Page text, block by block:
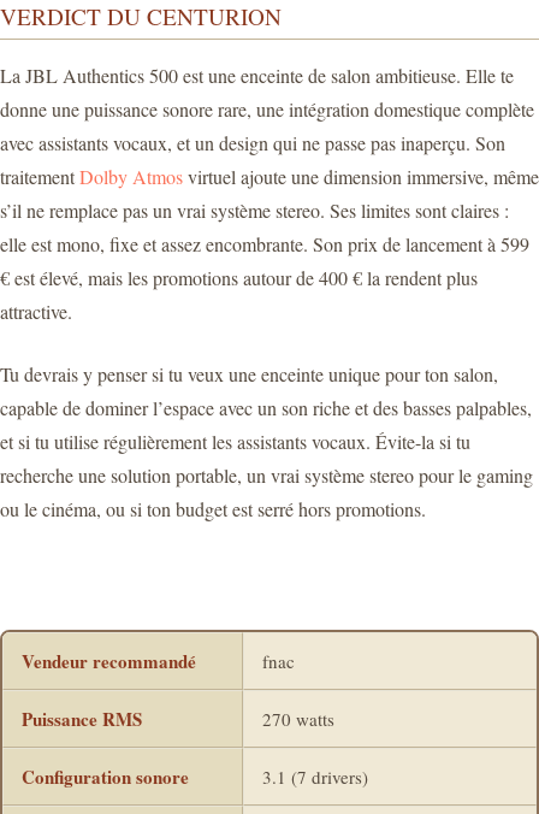
VERDICT DU CENTURION
La JBL Authentics 500 est une enceinte de salon ambitieuse. Elle te
donne une puissance sonore rare, une intégration domestique complète
avec assistants vocaux, et un design qui ne passe pas inaperçu. Son
traitementDolby Atmosvirtuel ajoute une dimension immersive, même
s’il ne remplace pas un vrai système stereo. Ses limites sont claires :
elle est mono, fixe et assez encombrante. Son prix de lancement à 599
€ est élevé, mais les promotions autour de 400 € la rendent plus
attractive.
Tu devrais y penser si tu veux une enceinte unique pour ton salon,
capable de dominer l’espace avec un son riche et des basses palpables,
et si tu utilise régulièrement les assistants vocaux. Évite-la si tu
recherche une solution portable, un vrai système stereo pour le gaming
ou le cinéma, ou si ton budget est serré hors promotions.
Vendeur recommandé fnac
Puissance RMS 270 watts
Configuration sonore 3.1 (7 drivers)